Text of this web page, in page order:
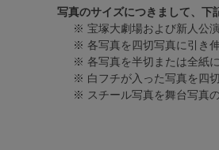
写真のサイズにつきまして、下
※ 宝塚大劇場および新人公
※ 各写真を四切写真に引き
※ 各写真を半切または全紙
※ 白フチが入った写真を四
※ スチール写真を舞台写真